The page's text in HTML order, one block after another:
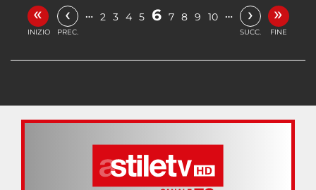
«
INIZIO
‹
PREC.
… 2 3 4 5 6 7 8 9 10 … ›
SUCC.
»
FINE